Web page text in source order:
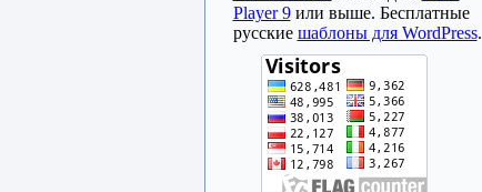
Player 9или выше. Бесплатные
русские шаблоны для WordPress.